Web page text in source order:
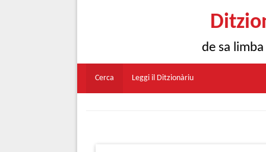
de sa
Cerca Leggi il Ditzionàriu